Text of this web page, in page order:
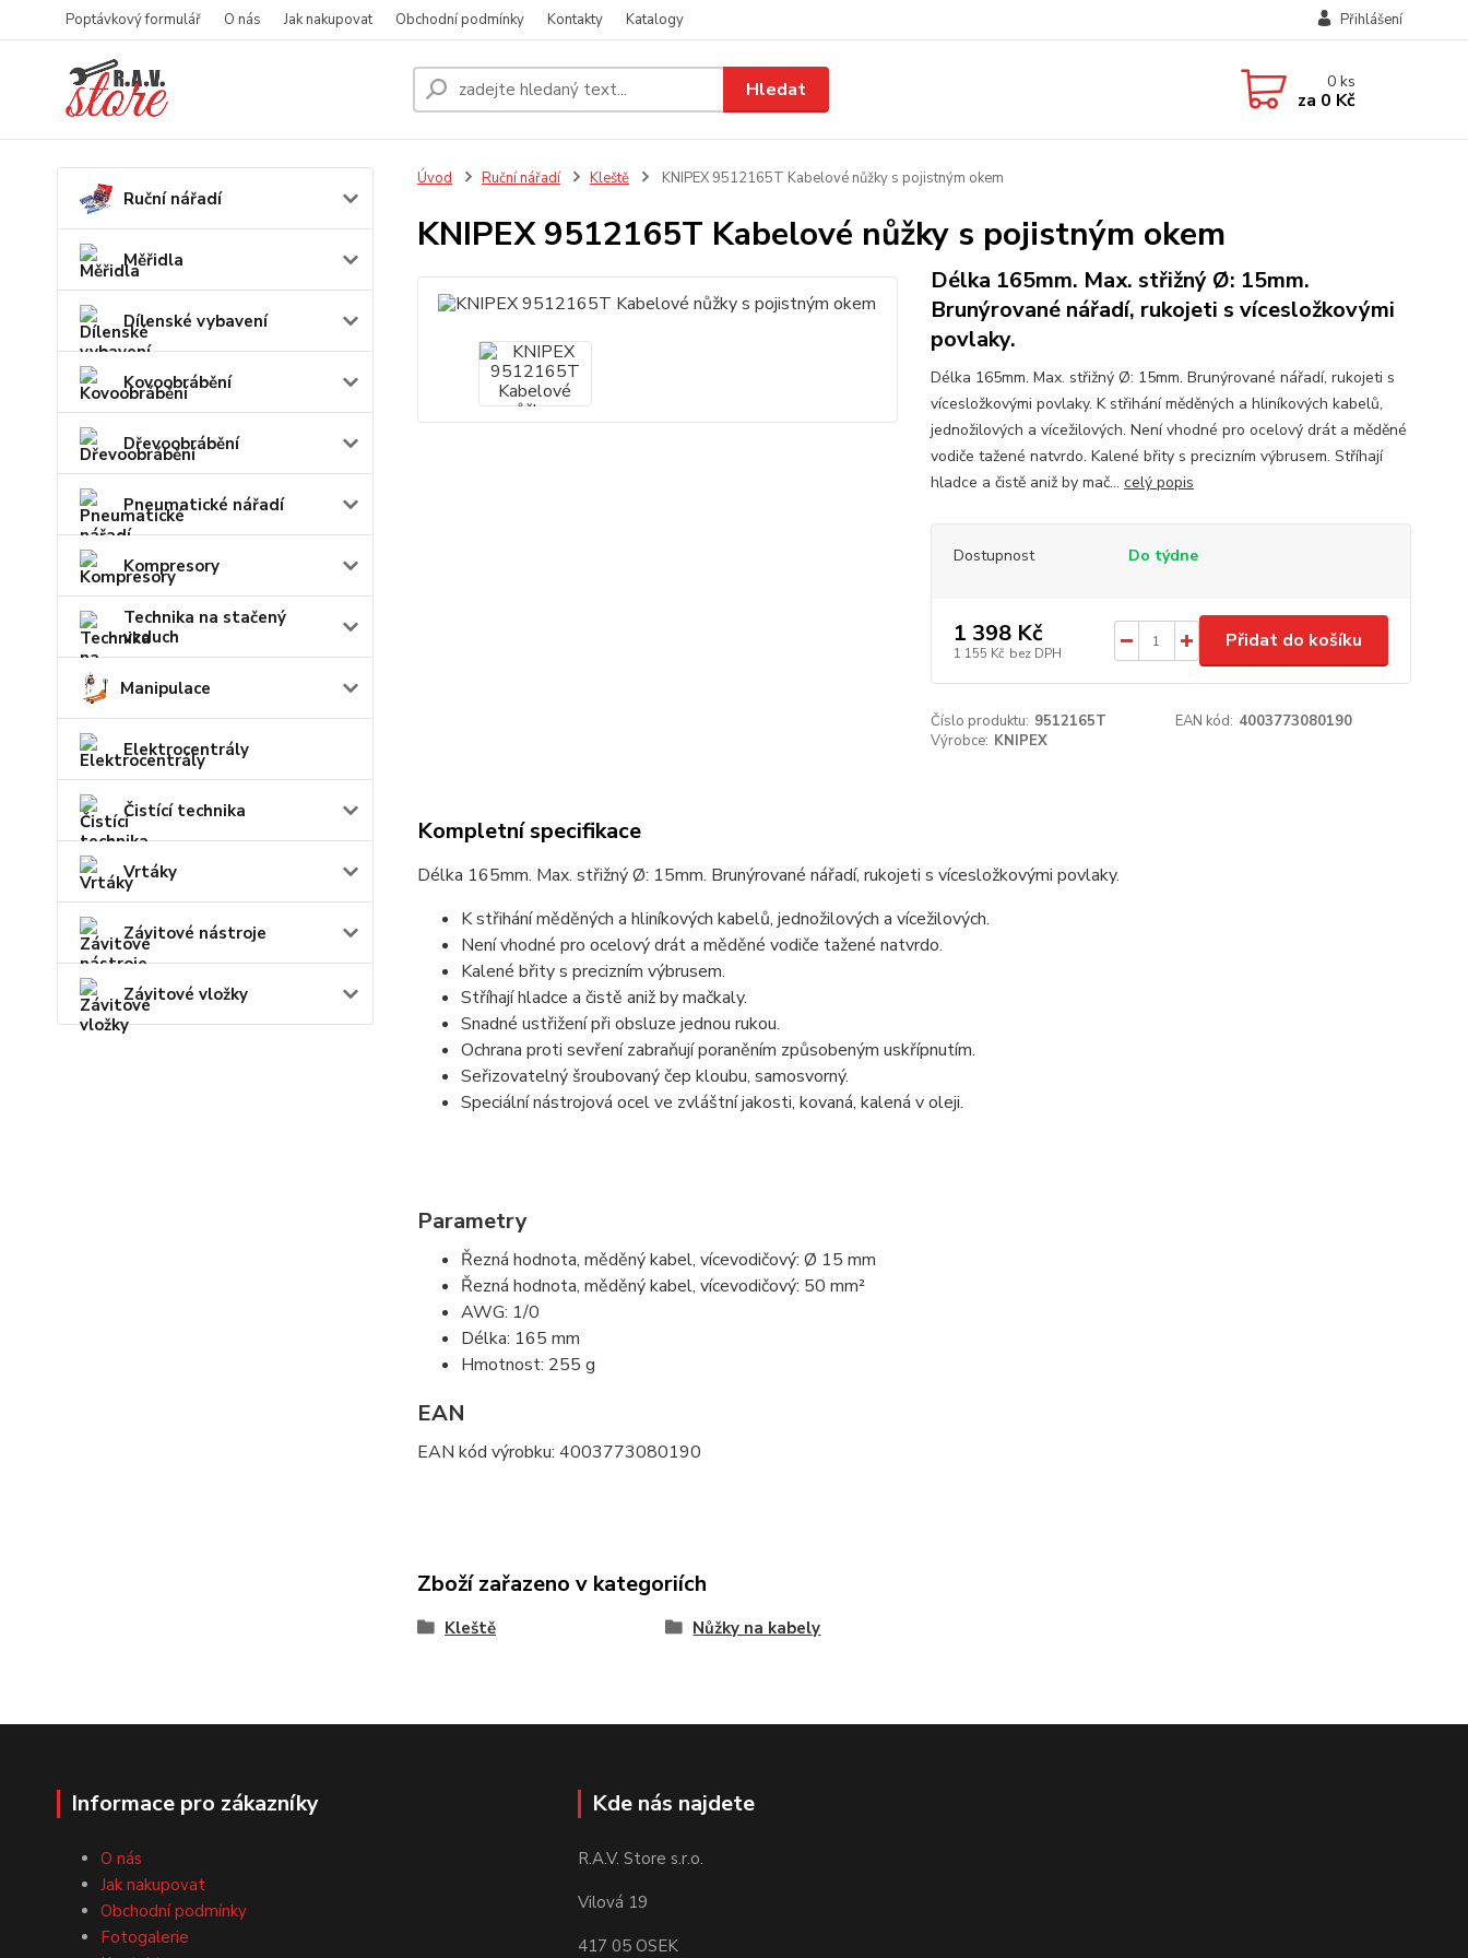
Poptávkový formulář O nás Jak nakupovat Obchodní podmínky Kontakty Katalogy Přihlášení
Hledat 0ks
za 0 Kč
Ruční nářadí
Měřidla
Dílenské vybavení
Kovoobrábění
Dřevoobrábění
Pneumatické nářadí
Kompresory
Technika na stačený
vzduch
Manipulace
Elektrocentrály
Čistící technika
Vrtáky
Závitové nástroje
Závitové vložky
Úvod Ruční nářadí Kleště KNIPEX 9512165T Kabelové nůžky s pojistným okem
KNIPEX 9512165T Kabelové nůžky s pojistným okem
Délka 165mm. Max. střižný Ø: 15mm.
Brunýrované nářadí, rukojeti s vícesložkovými
povlaky.
Délka 165mm. Max. střižný Ø: 15mm. Brunýrované nářadí, rukojeti s
vícesložkovými povlaky. K střihání měděných a hliníkových kabelů,
jednožilových a vícežilových. Není vhodné pro ocelový drát a měděné
vodiče tažené natvrdo. Kalené břity s precizním výbrusem. Stříhají
hladce a čistě aniž by mač... celý popis
Dostupnost Do týdne
1 398 Kč
1 155 Kč bez DPH
Přidat do košíku
Číslo produktu: 9512165T EAN kód: 4003773080190
Výrobce: KNIPEX
Kompletní specifikace
Délka 165mm. Max. střižný Ø: 15mm. Brunýrované nářadí, rukojeti s vícesložkovými povlaky.
K střihání měděných a hliníkových kabelů, jednožilových a vícežilových.
Není vhodné pro ocelový drát a měděné vodiče tažené natvrdo.
Kalené břity s precizním výbrusem.
Stříhají hladce a čistě aniž by mačkaly.
Snadné ustřižení při obsluze jednou rukou.
Ochrana proti sevření zabraňují poraněním způsobeným uskřípnutím.
Seřizovatelný šroubovaný čep kloubu, samosvorný.
Speciální nástrojová ocel ve zvláštní jakosti, kovaná, kalená v oleji.
Parametry
Řezná hodnota, měděný kabel, vícevodičový: Ø 15 mm
Řezná hodnota, měděný kabel, vícevodičový: 50 mm²
AWG: 1/0
Délka: 165 mm
Hmotnost: 255 g
EAN
EAN kód výrobku: 4003773080190
Zboží zařazeno v kategoriích
Kleště Nůžky na kabely
Informace pro zákazníky
O nás
Jak nakupovat
Obchodní podmínky
Fotogalerie
Kde nás najdete
R.A.V. Store s.r.o.
Vilová 19
417 05 OSEK